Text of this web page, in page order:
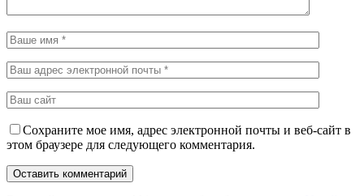
Сохраните мое имя, адрес электронной почты и веб-сайт в
этом браузере для следующего комментария.